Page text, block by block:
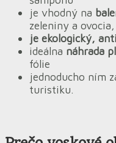
je vhodný na
zeleniny a
je ekologický,
ideálna náhrada
fólie
jednoducho ním
turistiku.